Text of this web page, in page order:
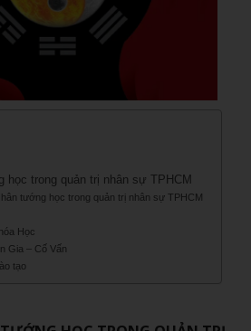
học trong quản trị nhân sự TPHCM
tướng học trong quản trị nhân sự TPHCM
Học
Gia – Cố Vấn
tạo